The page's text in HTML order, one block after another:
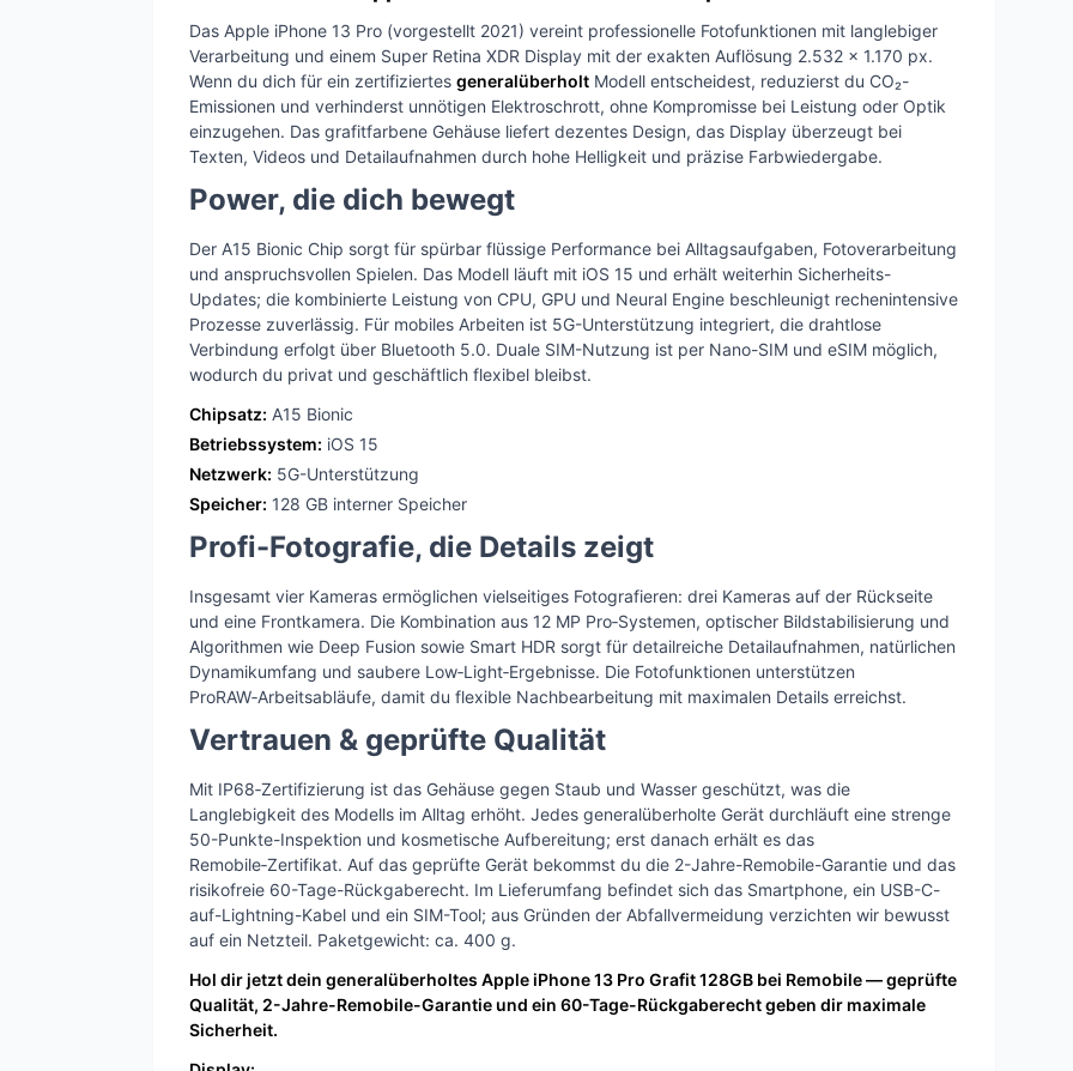
Das Apple iPhone 13 Pro (vorgestellt 2021) vereint professionelle Fotofunktionen mit langlebiger
Verarbeitung und einem Super Retina XDR Display mit der exakten Auflösung 2.532 x 1.170 px.
Wenn du dich für ein zertifiziertes generalüberholt Modell entscheidest, reduzierst du CO₂-
Emissionen und verhinderst unnötigen Elektroschrott, ohne Kompromisse bei Leistung oder Optik
einzugehen. Das grafitfarbene Gehäuse liefert dezentes Design, das Display überzeugt bei
Texten, Videos und Detailaufnahmen durch hohe Helligkeit und präzise Farbwiedergabe.
Power, die dich bewegt
Der A15 Bionic Chip sorgt für spürbar flüssige Performance bei Alltagsaufgaben, Fotoverarbeitung
und anspruchsvollen Spielen. Das Modell läuft mit iOS 15 und erhält weiterhin Sicherheits-
Updates; die kombinierte Leistung von CPU, GPU und Neural Engine beschleunigt rechenintensive
Prozesse zuverlässig. Für mobiles Arbeiten ist 5G-Unterstützung integriert, die drahtlose
Verbindung erfolgt über Bluetooth 5.0. Duale SIM-Nutzung ist per Nano-SIM und eSIM möglich,
wodurch du privat und geschäftlich flexibel bleibst.
Chipsatz: A15 Bionic
Betriebssystem: iOS 15
Netzwerk: 5G-Unterstützung
Speicher: 128 GB interner Speicher
Profi-Fotografie, die Details zeigt
Insgesamt vier Kameras ermöglichen vielseitiges Fotografieren: drei Kameras auf der Rückseite
und eine Frontkamera. Die Kombination aus 12 MP Pro‑Systemen, optischer Bildstabilisierung und
Algorithmen wie Deep Fusion sowie Smart HDR sorgt für detailreiche Detailaufnahmen, natürlichen
Dynamikumfang und saubere Low‑Light‑Ergebnisse. Die Fotofunktionen unterstützen
ProRAW‑Arbeitsabläufe, damit du flexible Nachbearbeitung mit maximalen Details erreichst.
Vertrauen & geprüfte Qualität
Mit IP68‑Zertifizierung ist das Gehäuse gegen Staub und Wasser geschützt, was die
Langlebigkeit des Modells im Alltag erhöht. Jedes generalüberholte Gerät durchläuft eine strenge
50-Punkte-Inspektion und kosmetische Aufbereitung; erst danach erhält es das
Remobile‑Zertifikat. Auf das geprüfte Gerät bekommst du die 2-Jahre-Remobile-Garantie und das
risikofreie 60-Tage-Rückgaberecht. Im Lieferumfang befindet sich das Smartphone, ein USB-C-
auf-Lightning-Kabel und ein SIM-Tool; aus Gründen der Abfallvermeidung verzichten wir bewusst
auf ein Netzteil. Paketgewicht: ca. 400 g.
Hol dir jetzt dein generalüberholtes Apple iPhone 13 Pro Grafit 128GB bei Remobile — geprüfte
Qualität, 2-Jahre-Remobile-Garantie und ein 60-Tage-Rückgaberecht geben dir maximale
Sicherheit.